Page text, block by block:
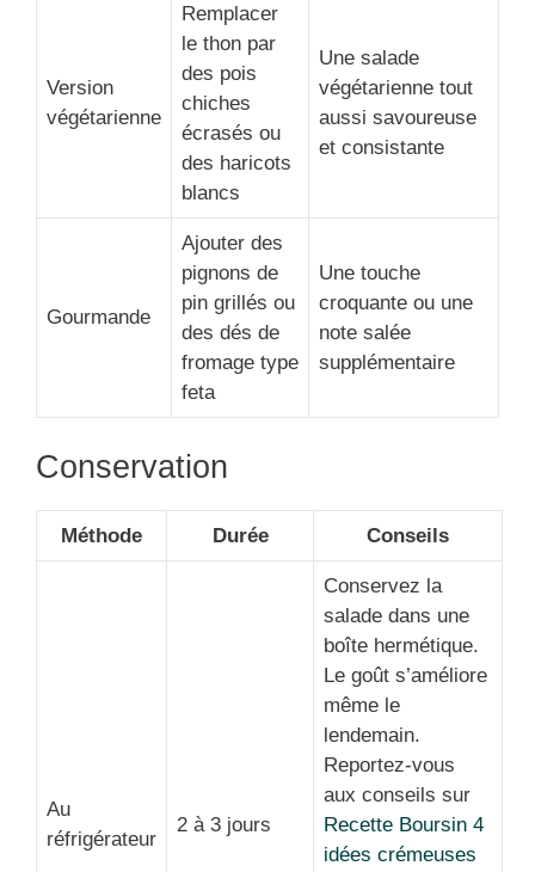
Version
végétarienne
Remplacer
le thon par
des pois
chiches
écrasés ou
des haricots
blancs
Une salade
végétarienne tout
aussi savoureuse
et consistante
Gourmande
Ajouter des
pignons de
pin grillés ou
des dés de
fromage type
feta
Une touche
croquante ou une
note salée
supplémentaire
Conservation
Méthode Durée Conseils
Au
réfrigérateur
2 à 3 jours
Conservez la
salade dans une
boîte hermétique.
Le goût s’améliore
même le
lendemain.
Reportez-vous
aux conseils sur
Recette Boursin 4
idées crémeuses